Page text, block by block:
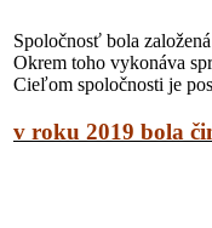
Spoločnosť bola
Okrem toho vykonáva
Cieľom spoločnosti je
v roku 2019 bola